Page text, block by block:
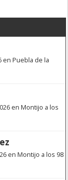
en Puebla de la
en Montijo a los
en Montijo a los 98